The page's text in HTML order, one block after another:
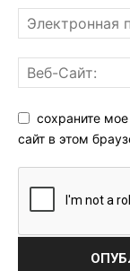
сохраните
сайт в этом